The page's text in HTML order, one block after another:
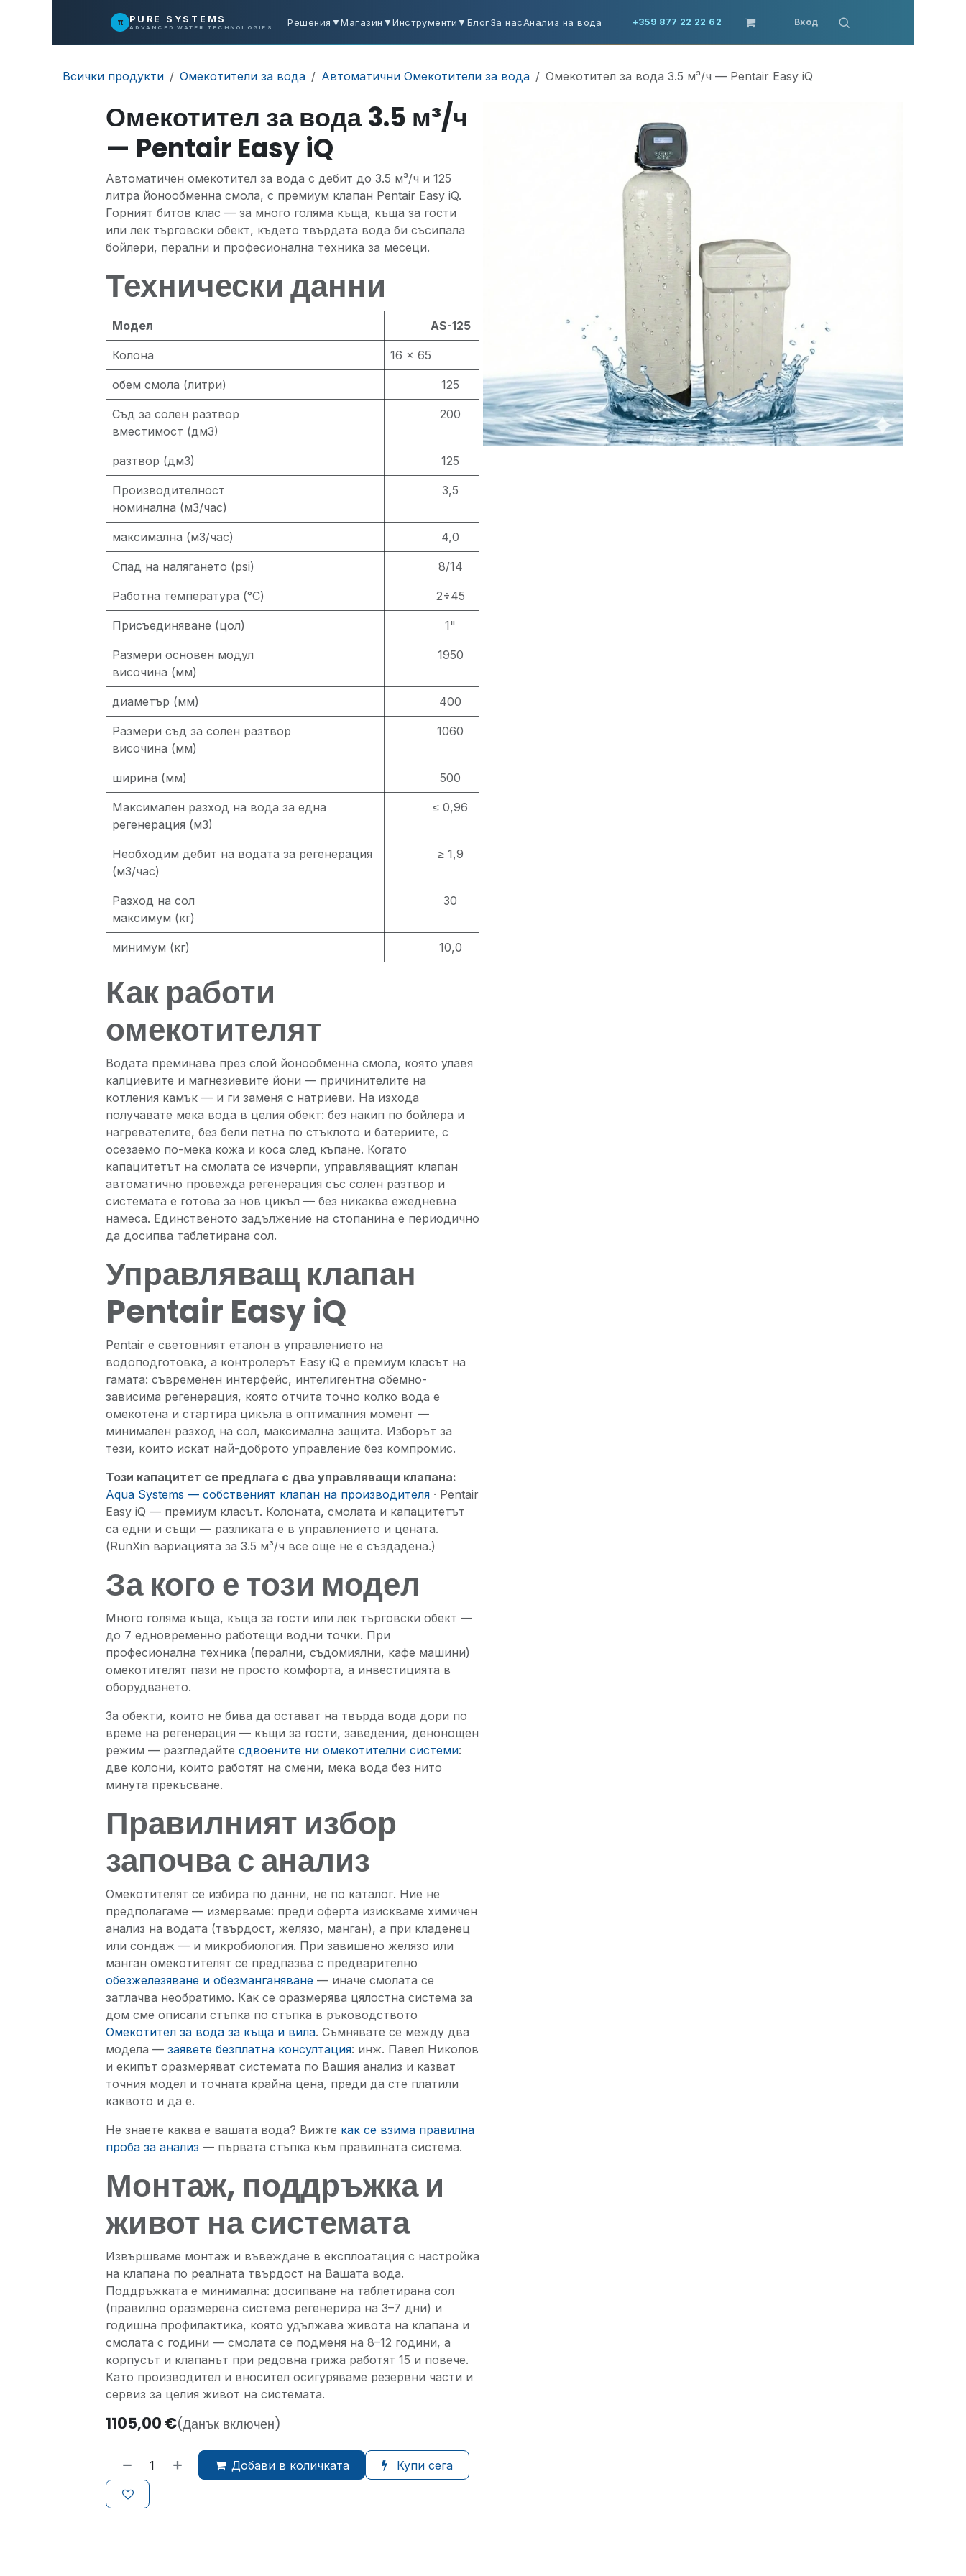
π PURE SYSTEMS
ADVANCED WATER TECHNOLOGIES Решения ▼Магазин ▼Инструменти▼ БлогЗа насАнализ на вода +359 877 22 22 62 Вход
Всички продукти Омекотители за вода Автоматични Омекотители за вода Омекотител за вода 3.5 м³/ч — Pentair Easy iQ
Омекотител за вода 3.5 м³/ч
— Pentair Easy iQ
Автоматичен омекотител за вода с дебит до 3.5 м³/ч и 125
литра йонообменна смола, с премиум клапан Pentair Easy iQ.
Горният битов клас — за много голяма къща, къща за гости
или лек търговски обект, където твърдата вода би съсипала
бойлери, перални и професионална техника за месеци.
Технически данни
Модел AS-125
Колона 16 x 65
обем смола (литри) 125
Съд за солен разтвор
вместимост (дм3)
200
разтвор (дм3) 125
Производителност
номинална (м3/час)
3,5
максимална (м3/час) 4,0
Спад на налягането (psi) 8/14
Работна температура (°C) 2÷45
Присъединяване (цол) 1"
Размери основен модул
височина (мм)
1950
диаметър (мм) 400
Размери съд за солен разтвор
височина (мм)
1060
ширина (мм) 500
Максимален разход на вода за една
регенерация (м3)
≤ 0,96
Необходим дебит на водата за регенерация
(м3/час)
≥ 1,9
Разход на сол
максимум (кг)
30
минимум (кг) 10,0
Как работи
омекотителят
Водата преминава през слой йонообменна смола, която улавя
калциевите и магнезиевите йони — причинителите на
котления камък — и ги заменя с натриеви. На изхода
получавате мека вода в целия обект: без накип по бойлера и
нагревателите, без бели петна по стъклото и батериите, с
осезаемо по-мека кожа и коса след къпане. Когато
капацитетът на смолата се изчерпи, управляващият клапан
автоматично провежда регенерация със солен разтвор и
системата е готова за нов цикъл — без никаква ежедневна
намеса. Единственото задължение на стопанина е периодично
да досипва таблетирана сол.
Управляващ клапан
Pentair Easy iQ
Pentair е световният еталон в управлението на
водоподготовка, а контролерът Easy iQ е премиум класът на
гамата: съвременен интерфейс, интелигентна обемно-
зависима регенерация, която отчита точно колко вода е
омекотена и стартира цикъла в оптималния момент —
минимален разход на сол, максимална защита. Изборът за
тези, които искат най-доброто управление без компромис.
Този капацитет се предлага с два управляващи клапана:
Aqua Systems — собственият клапан на производителя · Pentair
Easy iQ — премиум класът. Колоната, смолата и капацитетът
са едни и същи — разликата е в управлението и цената.
(RunXin вариацията за 3.5 м³/ч все още не е създадена.)
За кого е този модел
Много голяма къща, къща за гости или лек търговски обект —
до 7 едновременно работещи водни точки. При
професионална техника (перални, съдомиялни, кафе машини)
омекотителят пази не просто комфорта, а инвестицията в
оборудването.
За обекти, които не бива да остават на твърда вода дори по
време на регенерация — къщи за гости, заведения, денонощен
режим — разгледайте сдвоените ни омекотителни системи:
две колони, които работят на смени, мека вода без нито
минута прекъсване.
Правилният избор
започва с анализ
Омекотителят се избира по данни, не по каталог. Ние не
предполагаме — измерваме: преди оферта изискваме химичен
анализ на водата (твърдост, желязо, манган), а при кладенец
или сондаж — и микробиология. При завишено желязо или
манган омекотителят се предпазва с предварително
обезжелезяване и обезманганяване — иначе смолата се
затлачва необратимо. Как се оразмерява цялостна система за
дом сме описали стъпка по стъпка в ръководството
Омекотител за вода за къща и вила. Съмнявате се между два
модела — заявете безплатна консултация: инж. Павел Николов
и екипът оразмеряват системата по Вашия анализ и казват
точния модел и точната крайна цена, преди да сте платили
каквото и да е.
Не знаете каква е вашата вода? Вижте как се взима правилна
проба за анализ — първата стъпка към правилната система.
Монтаж, поддръжка и
живот на системата
Извършваме монтаж и въвеждане в експлоатация с настройка
на клапана по реалната твърдост на Вашата вода.
Поддръжката е минимална: досипване на таблетирана сол
(правилно оразмерена система регенерира на 3–7 дни) и
годишна профилактика, която удължава живота на клапана и
смолата с години — смолата се подменя на 8–12 години, а
корпусът и клапанът при редовна грижа работят 15 и повече.
Като производител и вносител осигуряваме резервни части и
сервиз за целия живот на системата.
1105,00 €(Данък включен)
Добави в количката Купи сега